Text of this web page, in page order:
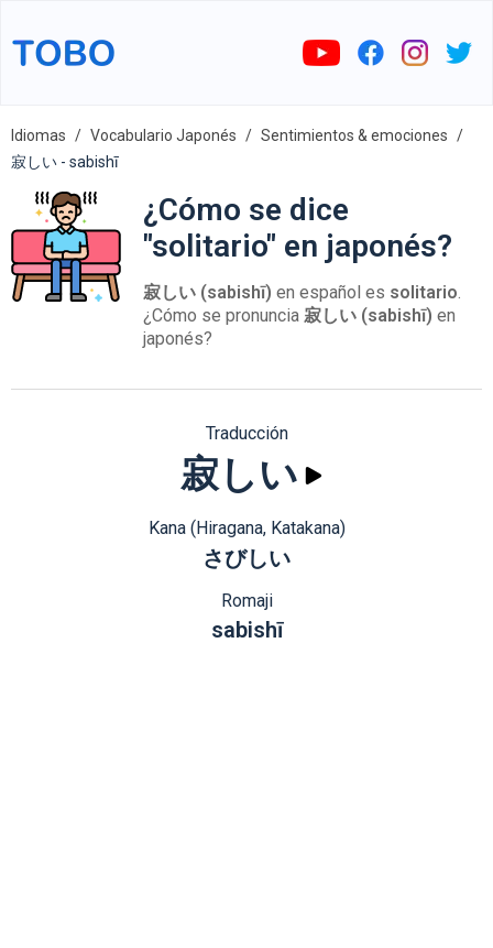
Idiomas Vocabulario Japonés
Sentimientos & emociones
寂しい - sabishī
¿Cómo se dice
"solitario" en japonés?
寂しい (sabishī) en español es solitario.
¿Cómo se pronuncia 寂しい (sabishī) en
japonés?
Traducción
寂しい
Kana (Hiragana, Katakana)
さびしい
Romaji
sabishī